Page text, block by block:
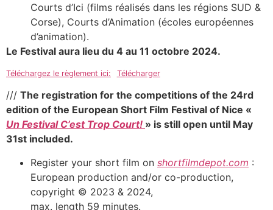
Courts d’Ici (films réalisés dans les régions SUD &
Corse), Courts d’Animation (écoles européennes
d’animation).
Le Festival aura lieu du 4 au 11 octobre 2024.
Téléchargez le règlement ici: Télécharger
/// The registration for the competitions of the 24rd
edition of the European Short Film Festival of Nice «
Un Festival C’est Trop Court! » is still open until May
31st included.
Register your short film on shortfilmdepot.com :
European production and/or co-production,
copyright © 2023 & 2024,
max. length 59 minutes.